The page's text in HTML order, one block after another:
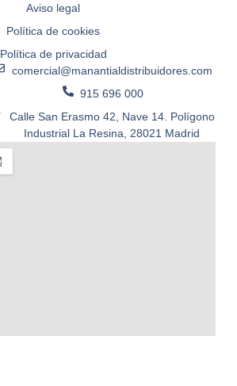
Aviso legal
Política de cookies
Política de privacidad
comercial@manantialdistribuidores.com
915 696 000
Calle San Erasmo 42, Nave 14. Polígono
Industrial La Resina, 28021 Madrid